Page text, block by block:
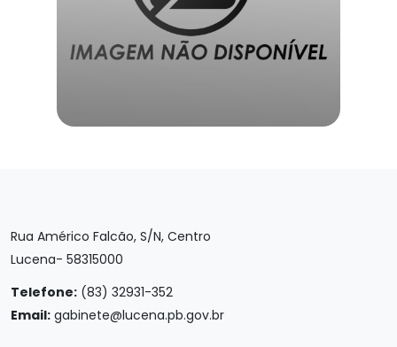
Rua Américo Falcão, S/N, Centro
Lucena- 58315000
Telefone: (83) 32931-352
Email: gabinete@lucena.pb.gov.br